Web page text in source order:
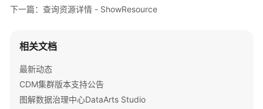
应
例
限
和
下一篇：查询资源详情 - ShowResource
相关文档
最新动态
CDM集群版本支持公告
图解数据治理中心DataArts Studio